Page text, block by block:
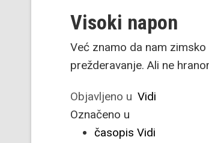
Visoki napon
Već znamo da nam
prežderavanje. Ali ne
Objavljeno u Vidi
Označeno u
časopis Vidi